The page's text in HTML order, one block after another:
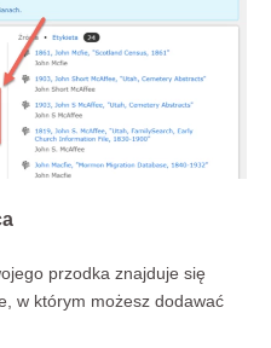
przodka znajduje się
w którym możesz dodawać